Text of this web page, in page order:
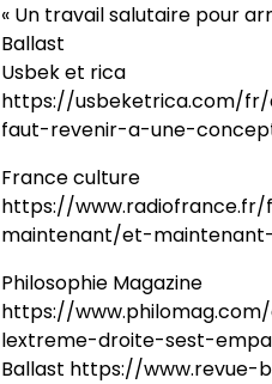
« Un travail salutaire pour
Ballast
Usbek et rica
https://usbeketrica.com/
faut-revenir-a-une-
France culture
https://
maintenant/et-
Philosophie Magazine
https://
lextreme-droite-sest-
Ballast https://